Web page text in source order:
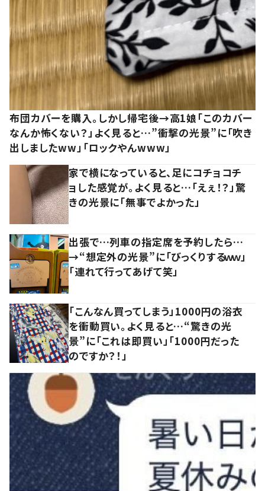
布団カバーを購入。しかし帰宅後→高1娘「このカバー
なんか怖くない？」よく見ると…”衝撃の光景”に「吹き
出しましたww」「ロックやんwww」
家で横になっていると、足にコチョコチ
ョした感覚が。よく見ると…「えぇ！？」驚
きの光景に「無事でよかった」
出張で…列車の指定席を予約したら…
→“想定外の光景”に「びっくりするｗｗ」
「連れて行ってあげて笑」
「こんなん買ってしまう」1000円の浴衣
を衝動買い。よく見ると…“驚きの光
景”に「これは即買い」「1000円だった
のですか？！」